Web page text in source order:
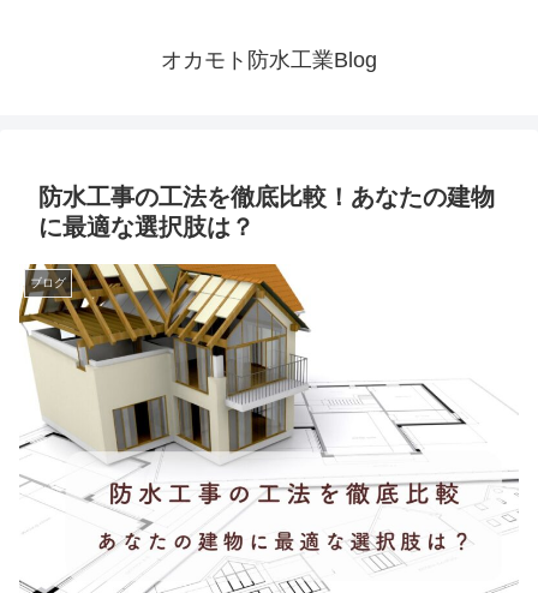
オカモト防水工業Blog
防水工事の工法を徹底比較！あなたの建物
に最適な選択肢は？
ブログ